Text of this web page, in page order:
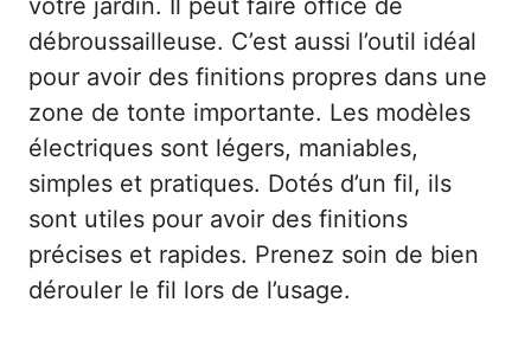
débroussailleuse. C’est aussi l’outil idéal
pour avoir des finitions propres dans une
zone de tonte importante. Les modèles
électriques sont légers, maniables,
simples et pratiques. Dotés d’un fil, ils
sont utiles pour avoir des finitions
précises et rapides. Prenez soin de bien
dérouler le fil lors de l’usage.